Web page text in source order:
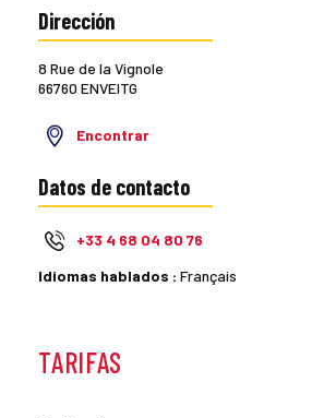
Dirección
8 Rue de la Vignole
66760 ENVEITG
Encontrar
Datos de contacto
+33 4 68 04 80 76
Idiomas hablados : Français
TARIFAS